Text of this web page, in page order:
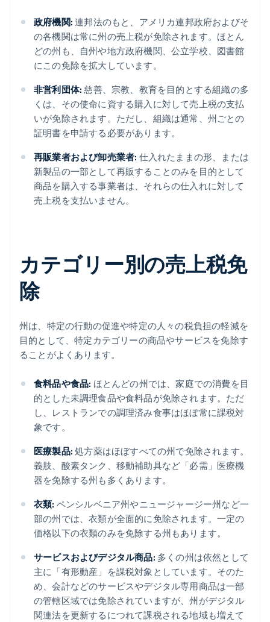
政府機関: 連邦法のもと、アメリカ連邦政府およびそ
の各機関は常に州の売上税が免除されます。ほとん
どの州も、自州や地方政府機関、公立学校、図書館
にこの免除を拡大しています。
非営利団体: 慈善、宗教、教育を目的とする組織の多
くは、その使命に資する購入に対して売上税の支払
いが免除されます。ただし、組織は通常、州ごとの
証明書を申請する必要があります。
再販業者および卸売業者: 仕入れたままの形、または
新製品の一部として再販することのみを目的として
商品を購入する事業者は、それらの仕入れに対して
売上税を支払いません。
カテゴリー別の売上税免
除
州は、特定の行動の促進や特定の人々の税負担の軽減を
目的として、特定カテゴリーの商品やサービスを免除す
ることがよくあります。
食料品や食品: ほとんどの州では、家庭での消費を目
的とした未調理食品や食料品が免除されます。ただ
し、レストランでの調理済み食事はほぼ常に課税対
象です。
医療製品: 処方薬はほぼすべての州で免除されます。
義肢、酸素タンク、移動補助具など「必需」医療機
器を免除する州も多くあります。
衣類: ペンシルベニア州やニュージャージー州など一
部の州では、衣類が全面的に免除されます。一定の
価格以下の衣類のみを免除する州もあります。
サービスおよびデジタル商品: 多くの州は依然として
主に「有形動産」を課税対象としています。そのた
め、会計などのサービスやデジタル専用商品は一部
の管轄区域では免除されていますが、州がデジタル
関連法を更新するにつれて課税される地域も増えて